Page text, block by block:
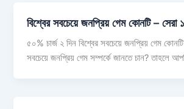
বিশ্বের সবচেয়ে জনপ্রিয় গেম কোনটি – সেরা
৫০% চার্জ ২ দিন বিশ্বের সবচেয়ে জনপ্রিয় গেম
সবচেয়ে জনপ্রিয় গেম সম্পর্কে জানতে চান? তাহলে